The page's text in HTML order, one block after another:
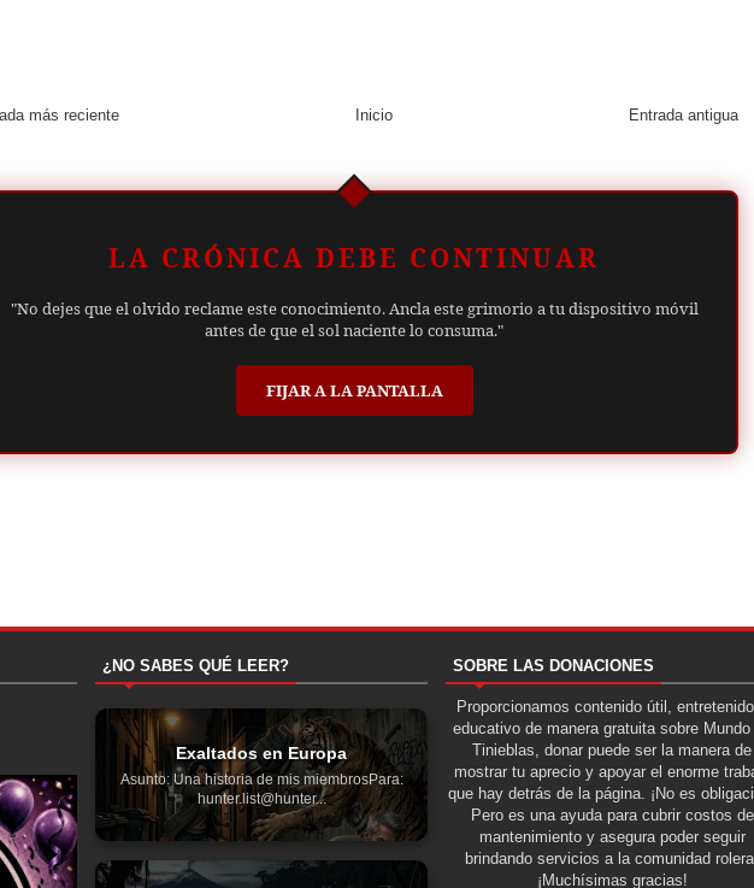
más reciente Entrada antigua
Inicio
LA CRÓNICA DEBE CONTINUAR
"No dejes que el olvido reclame este conocimiento. Ancla este grimorio a tu dispositivo móvil
antes de que el sol naciente lo consuma."
FIJAR A LA PANTALLA
¿NO SABES QUÉ LEER?
Exaltados en Europa
Asunto: Una historia de mis miembrosPara:
hunter.list@hunter...
SOBRE LAS DONACIONES
Proporcionamos contenido útil,
educativo de manera gratuita sobre Mundo
Tinieblas, donar puede ser la manera de
mostrar tu aprecio y apoyar el enorme
que hay detrás de la página. ¡No es
Pero es una ayuda para cubrir costos de
mantenimiento y asegura poder seguir
brindando servicios a la comunidad rolera.
¡Muchísimas gracias!